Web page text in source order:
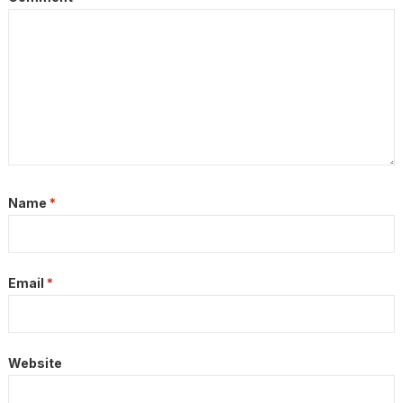
Name *
Email *
Website